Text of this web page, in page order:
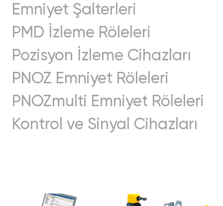
Emniyet Şalterleri
PMD İzleme Röleleri
Pozisyon İzleme Cihazları
PNOZ Emniyet Röleleri
PNOZmulti Emniyet Röleleri
Kontrol ve Sinyal Cihazları